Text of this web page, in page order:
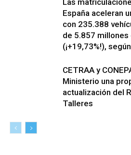
España aceleran
con 235.388
de 5.857 millones
(¡+19,73%!),
CETRAA y
Ministerio una
actualización del
Talleres